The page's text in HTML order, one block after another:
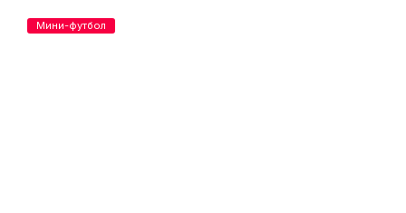
Мини-футбол